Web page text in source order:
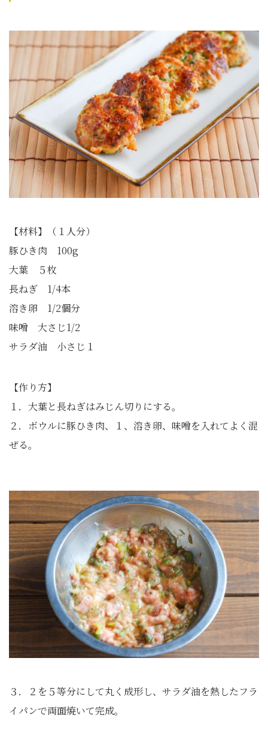
【材料】（１人分）
豚ひき肉 100g
大葉 ５枚
長ねぎ 1/4本
溶き卵 1/2個分
味噌 大さじ1/2
サラダ油 小さじ１
【作り方】
１．大葉と長ねぎはみじん切りにする。
２．ボウルに豚ひき肉、１、溶き卵、味噌を入れてよく混
ぜる。
３．２を５等分にして丸く成形し、サラダ油を熱したフラ
イパンで両面焼いて完成。